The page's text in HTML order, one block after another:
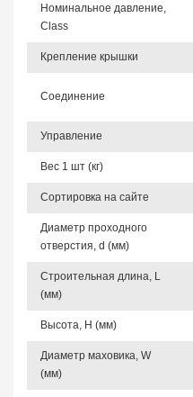
Номинальное давление,
Class
Крепление крышки
Соединение
Управление
Вес 1 шт (кг)
Сортировка на сайте
Диаметр проходного
отверстия, d (мм)
Строительная длина, L
(мм)
Высота, Н (мм)
Диаметр маховика, W
(мм)